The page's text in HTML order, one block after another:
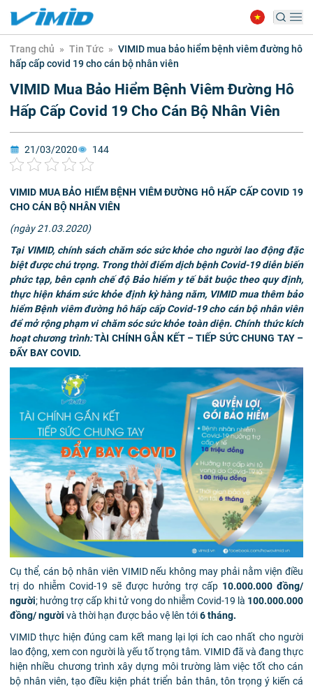
Trang chủ » Tin Tức » VIMID mua bảo hiểm bệnh viêm đường hô
hấp cấp covid 19 cho cán bộ nhân viên
VIMID Mua Bảo Hiểm Bệnh Viêm Đường Hô
Hấp Cấp Covid 19 Cho Cán Bộ Nhân Viên
21/03/2020 144
VIMID MUA BẢO HIỂM BỆNH VIÊM ĐƯỜNG HÔ HẤP CẤP COVID 19
CHO CÁN BỘ NHÂN VIÊN
(ngày 21.03.2020)
Tại VIMID, chính sách chăm sóc sức khỏe cho người lao động đặc
biệt được chú trọng. Trong thời điểm dịch bệnh Covid-19 diễn biến
phức tạp, bên cạnh chế độ Bảo hiểm y tế bắt buộc theo quy định,
thực hiện khám sức khỏe định kỳ hàng năm, VIMID mua thêm bảo
hiểm Bệnh viêm đường hô hấp cấp Covid-19 cho cán bộ nhân viên
để mở rộng phạm vi chăm sóc sức khỏe toàn diện. Chính thức kích
hoạt chương trình: TÀI CHÍNH GẮN KẾT – TIẾP SỨC CHUNG TAY –
ĐẨY BAY COVID.
Cụ thể, cán bộ nhân viên VIMID nếu không may phải nằm viện điều
trị do nhiễm Covid-19 sẽ được hưởng trợ cấp 10.000.000 đồng/
người; hưởng trợ cấp khi tử vong do nhiễm Covid-19 là 100.000.000
đồng/ người và thời hạn được bảo vệ lên tới6 tháng.
VIMID thực hiện đúng cam kết mang lại lợi ích cao nhất cho người
lao động, xem con người là yếu tố trọng tâm. VIMID đã và đang thực
hiện nhiều chương trình xây dựng môi trường làm việc tốt cho cán
bộ nhân viên, tạo điều kiện phát triển bản thân, tôn trọng ý kiến cá